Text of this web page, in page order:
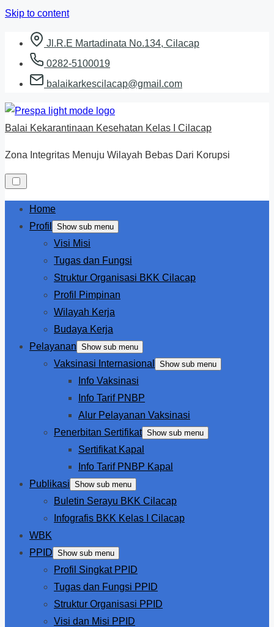
Skip to content
Jl.R.E Martadinata No.134, Cilacap
0282-5100019
balaikarkescilacap@gmail.com
Balai Kekarantinaan Kesehatan Kelas I Cilacap
Zona Integritas Menuju Wilayah Bebas Dari Korupsi
Home
Profil
Show sub menu
Visi Misi
Tugas dan Fungsi
Struktur Organisasi BKK Cilacap
Profil Pimpinan
Wilayah Kerja
Budaya Kerja
Pelayanan Show sub menu
Vaksinasi Internasional Show sub menu
Info Vaksinasi
Info Tarif PNBP
Alur Pelayanan Vaksinasi
Penerbitan Sertifikat Show sub menu
Sertifikat Kapal
Info Tarif PNBP Kapal
Publikasi Show sub menu
Buletin Serayu BKK Cilacap
Infografis BKK Kelas I Cilacap
WBK
PPID Show sub menu
Profil Singkat PPID
Tugas dan Fungsi PPID
Struktur Organisasi PPID
Visi dan Misi PPID